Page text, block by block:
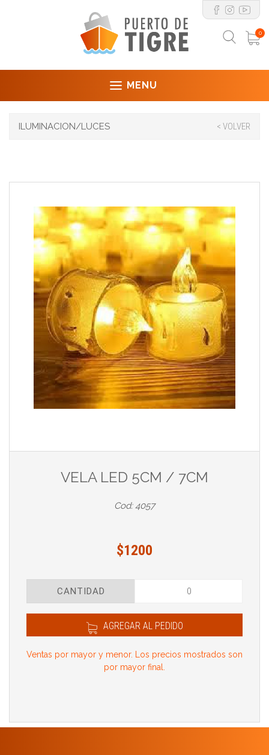
0
MENU
ILUMINACION/LUCES < VOLVER
VELA LED 5CM / 7CM
Cod: 4057
$1200
CANTIDAD
AGREGAR AL PEDIDO
Ventas por mayor y menor. Los precios mostrados son
por mayor final.